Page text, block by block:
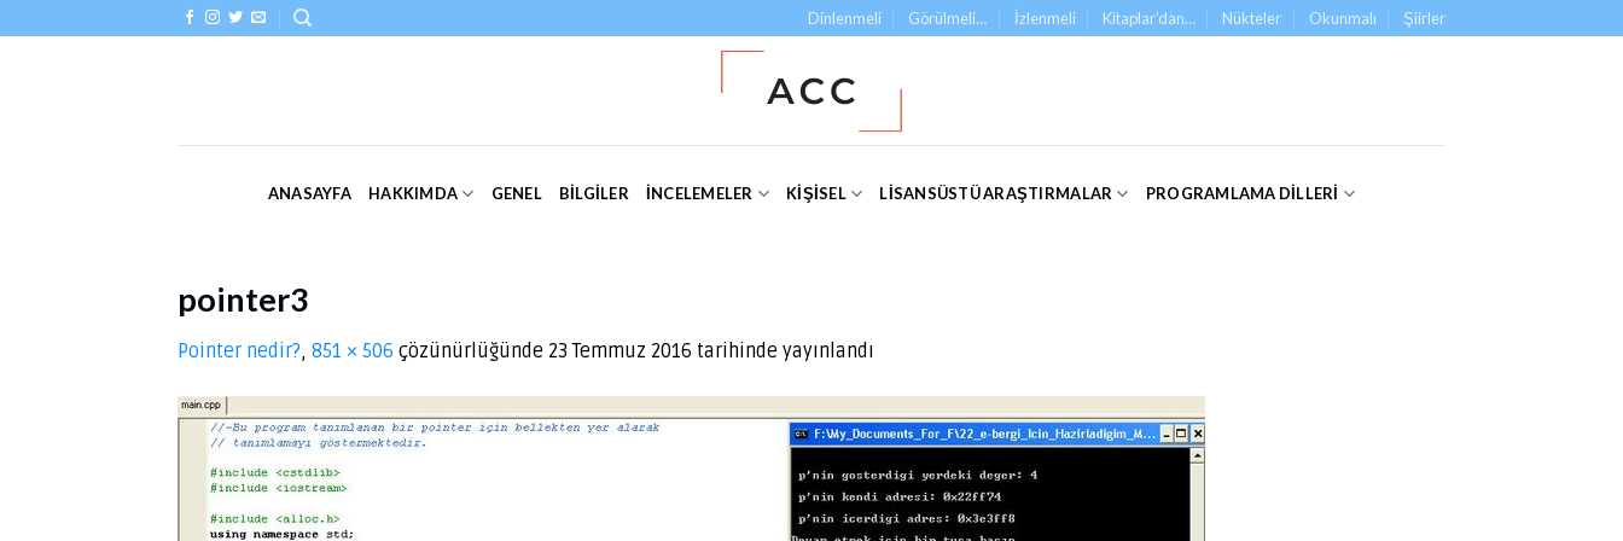
to
Dinlenmeli Görülmeli… İzlenmeli Kitaplar’dan… Nükteler Okunmalı Şiirler
ANASAYFA HAKKIMDA GENEL BILGILER İNCELEMELER KIŞISEL LISANSÜSTÜ ARAŞTIRMALAR PROGRAMLAMA DILLERI
pointer3
Pointer nedir?, 851 × 506 çözünürlüğünde 23 Temmuz 2016 tarihinde yayınlandı